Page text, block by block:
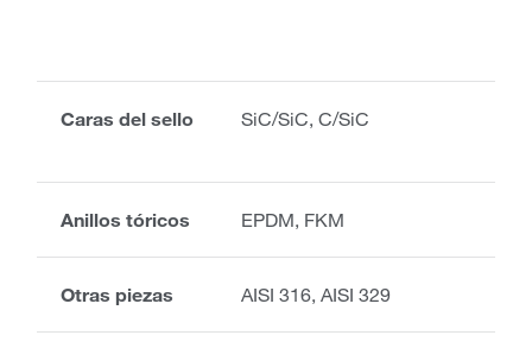
Caras del sello SiC/SiC, C/SiC
Anillos tóricos EPDM, FKM
Otras piezas AISI 316, AISI 329